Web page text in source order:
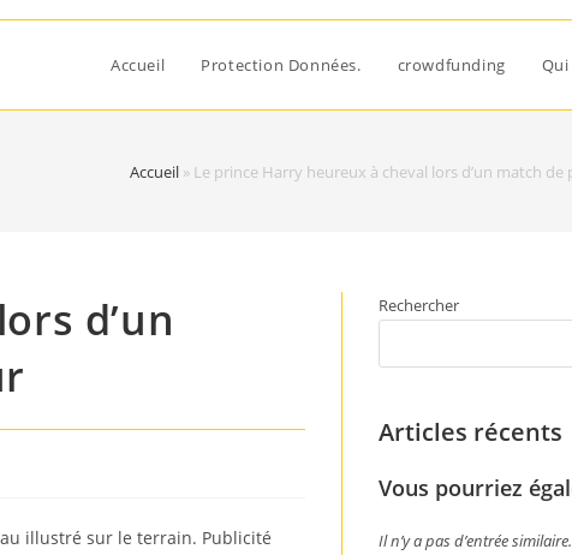
Accueil Protection Données. crowdfunding
Accueil » Le prince Harry heureux à cheval lors d’un match
d’un
illustré sur le terrain. Publicité
Rechercher
Articles récents
Vous pourriez
Il n’y a pas d’entrée similaire.